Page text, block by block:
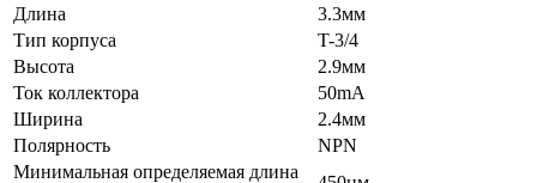
Длина
3.3мм
Тип корпуса
T-3/4
Высота
2.9мм
Ток коллектора
50mA
Ширина
2.4мм
Полярность
NPN
Минимальная определяемая длина